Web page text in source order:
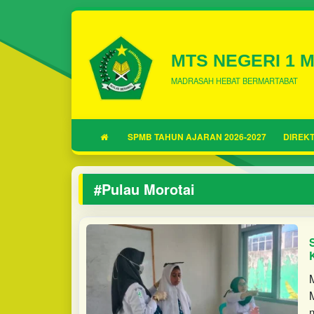
MTS NEGERI 1
MADRASAH HEBAT BERMARTABAT
SPMB TAHUN AJARAN 2026-2027
#Pulau Morotai